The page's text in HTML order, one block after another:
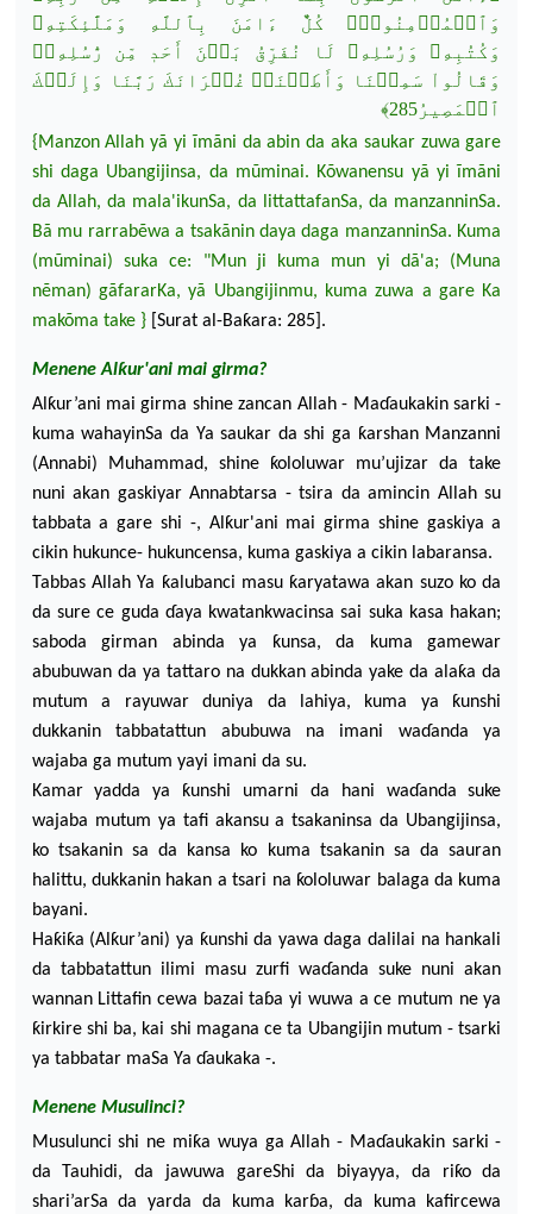
وَٱلۡمُؤۡمِنُونَۚ كُلٌّ ءَامَنَ بِٱللَّهِ وَمَلَٰٓئِكَتِهِۦ
وَكُتُبِهِۦ وَرُسُلِهِۦ لَا نُفَرِّق
ُ بَيۡنَ أَحَدٖ مِّن رُّسُلِهِۦۚ
وَقَالُواْ سَمِعۡنَا وَأَطَعۡنَاۖ غُفۡرَانَكَ رَبَّنَا وَإِلَيۡكَ
ٱلۡمَصِيرُ285﴾
{Manzon Allah yã yi ĩmãni da abin da aka saukar zuwa gare
shi daga Ubangijinsa, da mũminai. Kõwanensu yã yi ĩmãni
da Allah, da mala'ikunSa, da littattafanSa, da manzanninSa.
Bã mu rarrabẽwa a tsakãnin daya daga manzanninSa. Kuma
(mũminai) suka ce: "Mun ji kuma mun yi dã'a; (Muna
nẽman) gãfararKa, yã Ubangijinmu, kuma zuwa a gare Ka
makõma take }[Surat al-Baƙara: 285].
Menene Alƙur'ani mai girma?
Alƙur’ani mai girma shine zancan Allah - Maɗaukakin sarki -
kuma wahayinSa da Ya saukar da shi ga ƙarshan Manzanni
(Annabi) Muhammad, shine ƙololuwar mu’ujizar da take
nuni akan gaskiyar Annabtarsa - tsira da amincin Allah su
tabbata a gare shi -, Alƙur'ani mai girma shine gaskiya a
cikin hukunce- hukuncensa, kuma gaskiya a cikin labaransa.
Tabbas Allah Ya ƙalubanci masu ƙaryatawa akan suzo ko da
da sure ce guda ɗaya kwatankwacinsa sai suka kasa hakan;
saboda girman abinda ya ƙunsa, da kuma gamewar
abubuwan da ya tattaro na dukkan abinda yake da alaƙa da
mutum a rayuwar duniya da lahiya, kuma ya ƙunshi
dukkanin tabbatattun abubuwa na imani waɗanda ya
wajaba ga mutum yayi imani da su.
Kamar yadda ya ƙunshi umarni da hani waɗanda suke
wajaba mutum ya tafi akansu a tsakaninsa da Ubangijinsa,
ko tsakanin sa da kansa ko kuma tsakanin sa da sauran
halittu, dukkanin hakan a tsari na ƙololuwar balaga da kuma
bayani.
Haƙiƙa (Alƙur’ani) ya ƙunshi da yawa daga dalilai na hankali
da tabbatattun ilimi masu zurfi waɗanda suke nuni akan
wannan Littafin cewa bazai taɓa yi wuwa a ce mutum ne ya
ƙirkire shi ba, kai shi magana ce ta Ubangijin mutum - tsarki
ya tabbatar maSa Ya ɗaukaka -.
Menene Musulinci?
Musulunci shi ne miƙa wuya ga Allah - Maɗaukakin sarki -
da Tauhidi, da jawuwa gareShi da biyayya, da riƙo da
shari’arSa da yarda da kuma karɓa, da kuma kafircewa